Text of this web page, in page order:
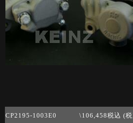
CP2195-1003E0 \106,458税込 (税